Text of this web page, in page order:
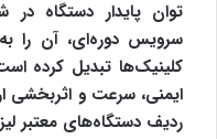
توان پایدار دستگاه
سرویس دوره‌ای، آن را
کلینیک‌ها تبدیل کرده
ایمنی، سرعت و اثربخشی
ردیف دستگاه‌های معتبر